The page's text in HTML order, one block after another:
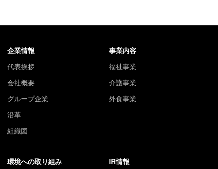
企業情報
代表挨拶
会社概要
グループ企業
沿革
組織図
事業内容
福祉事業
介護事業
外食事業
環境への取り組み
IR情報